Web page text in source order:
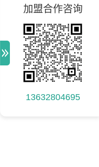
加盟合作咨询
13632804695